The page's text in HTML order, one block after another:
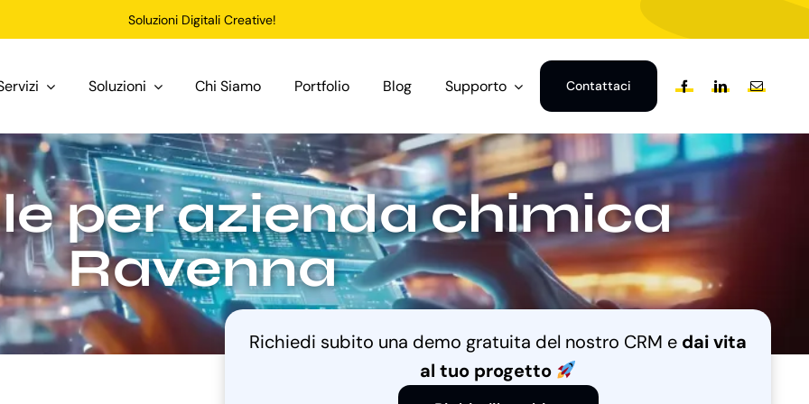
Soluzioni Digitali Creative!
Soluzioni Chi Siamo Portfolio Blog Supporto Contattaci
per azienda chimica
Ravenna
Richiedi subito una demo gratuita del nostro CRM e dai vita
al tuo progetto